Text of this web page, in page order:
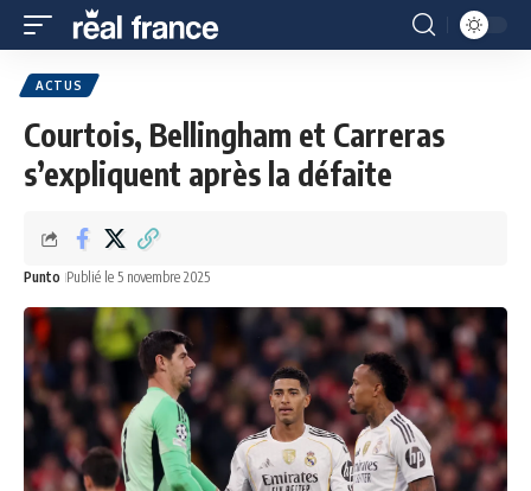
ACTUS
Courtois, Bellingham et Carreras
s’expliquent après la défaite
Punto Publié le 5 novembre 2025